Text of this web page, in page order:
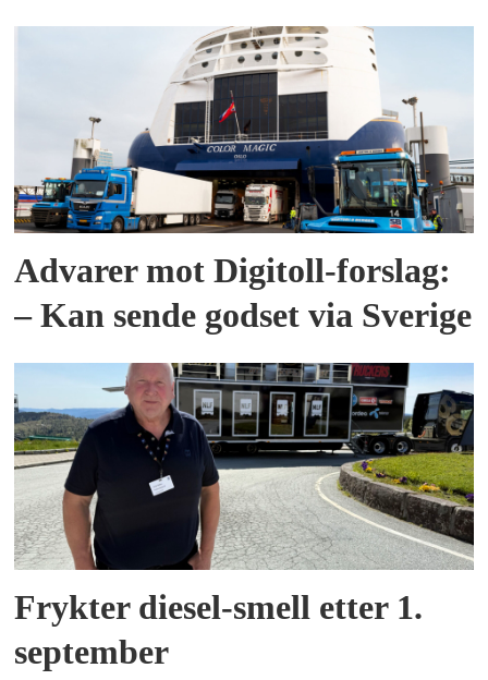
Advarer mot Digitoll-forslag:
– Kan sende godset via Sverige
Frykter diesel-smell etter 1.
september